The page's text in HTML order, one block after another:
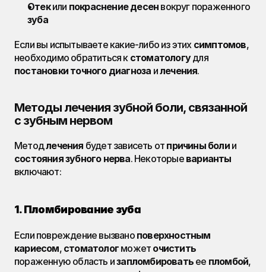
Отек или покраснениедесен
зуба
Если вы испытываете какие-либо из этих симптомов,
необходимо обратиться к стоматологу
для
постановки точного диагноза и лечения.
Методы лечения зубной боли, связанной
с зубным нервом
Метод лечения будет зависеть от причины боли
состояния зубного нерва. Некоторые варианты
включают:
1. Пломбирование зуба
Если повреждение вызвано поверхностным
кариесом, стоматолог может очистить
пораженную область и запломбировать ее пломбой,